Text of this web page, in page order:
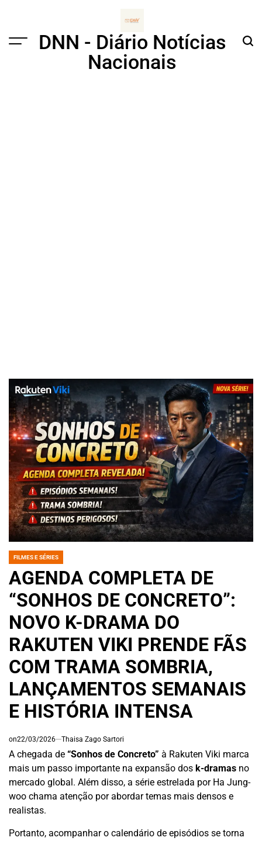
Menu
DNN - Diário Notícias
Nacionais
POSTED
FILMES E SÉRIES
AGENDA COMPLETA DE
“SONHOS DE CONCRETO”:
NOVO K-DRAMA DO
RAKUTEN VIKI PRENDE FÃS
COM TRAMA SOMBRIA,
LANÇAMENTOS SEMANAIS
E HISTÓRIA INTENSA
on22/03/2026 Thaisa Zago Sartori
A chegada de “Sonhos de Concreto” à Rakuten Viki marca
mais um passo importante na expansão dos k-dramas no
mercado global. Além disso, a série estrelada por Ha Jung-
woo chama atenção por abordar temas mais densos e
realistas.
Portanto, acompanhar o calendário de episódios se torna